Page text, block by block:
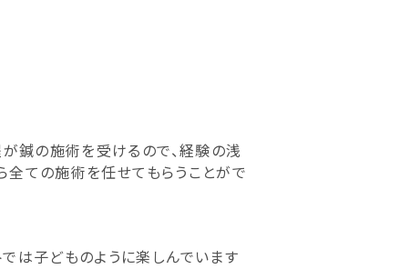
鍼の施術を受けるので、経験の浅
ての施術を任せてもらうことがで
は子どものように楽しんでいます